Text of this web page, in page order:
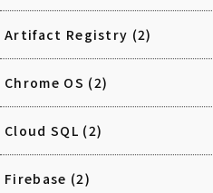
Artifact Registry (2)
Chrome OS (2)
Cloud SQL (2)
Firebase (2)